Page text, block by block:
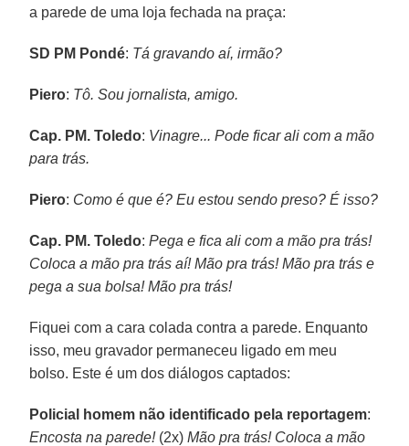
a parede de uma loja fechada na praça:
SD PM Pondé: Tá gravando aí, irmão?
Piero: Tô. Sou jornalista, amigo.
Cap. PM. Toledo: Vinagre... Pode ficar ali com a mão
para trás.
Piero: Como é que é? Eu estou sendo preso? É isso?
Cap. PM. Toledo:Pega e fica ali com a mão pra trás!
Coloca a mão pra trás aí! Mão pra trás! Mão pra trás e
pega a sua bolsa! Mão pra trás!
Fiquei com a cara colada contra a parede. Enquanto
isso, meu gravador permaneceu ligado em meu
bolso. Este é um dos diálogos captados:
Policial homem não identificado pela reportagem:
Encosta na parede!(2x)Mão pra trás! Coloca a mão